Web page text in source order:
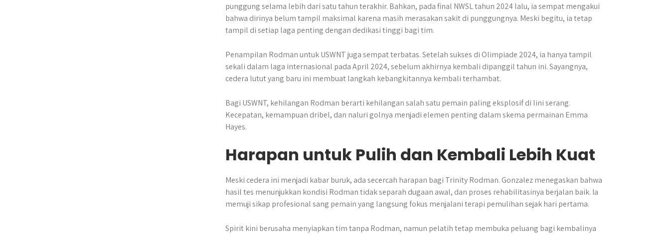
punggung selama lebih dari satu tahun terakhir. Bahkan, pada final NWSL tahun 2024 lalu, ia sempat mengakui
bahwa dirinya belum tampil maksimal karena masih merasakan sakit di punggungnya. Meski begitu, ia tetap
tampil di setiap laga penting dengan dedikasi tinggi bagi tim.
Penampilan Rodman untuk USWNT juga sempat terbatas. Setelah sukses di Olimpiade 2024, ia hanya tampil
sekali dalam laga internasional pada April 2024, sebelum akhirnya kembali dipanggil tahun ini. Sayangnya,
cedera lutut yang baru ini membuat langkah kebangkitannya kembali terhambat.
Bagi USWNT, kehilangan Rodman berarti kehilangan salah satu pemain paling eksplosif di lini serang.
Kecepatan, kemampuan dribel, dan naluri golnya menjadi elemen penting dalam skema permainan Emma
Hayes.
Harapan untuk Pulih dan Kembali Lebih Kuat
Meski cedera ini menjadi kabar buruk, ada secercah harapan bagi Trinity Rodman. Gonzalez menegaskan bahwa
hasil tes menunjukkan kondisi Rodman tidak separah dugaan awal, dan proses rehabilitasinya berjalan baik. Ia
memuji sikap profesional sang pemain yang langsung fokus menjalani terapi pemulihan sejak hari pertama.
Spirit kini berusaha menyiapkan tim tanpa Rodman, namun pelatih tetap membuka peluang bagi kembalinya